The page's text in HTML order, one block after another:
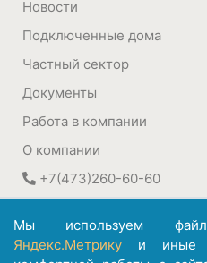
Новости
Подключенные дома
Частный сектор
Документы
Работа в компании
О компании
+7(473)260-60-60
ул. Плехановская, 22а
Мы используем
Яндекс.Метрику и иные